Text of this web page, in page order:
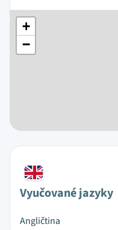
+
−
Vyučované jazyky
Angličtina